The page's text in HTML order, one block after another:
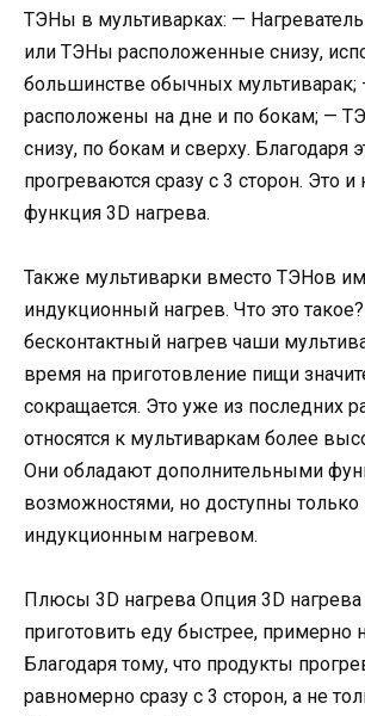
ТЭНы в мультиварках: —
или ТЭНы расположенные снизу,
большинстве обычных
расположены на дне и по бокам; —
снизу, по бокам и сверху. Благодаря
прогреваются сразу с 3 сторон. Это и
функция 3D нагрева.
Также мультиварки вместо ТЭНов
индукционный нагрев. Что это
бесконтактный нагрев чаши
время на приготовление пищи
сокращается. Это уже из последних
относятся к мультиваркам более
Они обладают дополнительными
возможностями, но доступны только
индукционным нагревом.
Плюсы 3D нагрева Опция 3D нагрева
приготовить еду быстрее, примерно
Благодаря тому, что продукты
равномерно сразу с 3 сторон, а не